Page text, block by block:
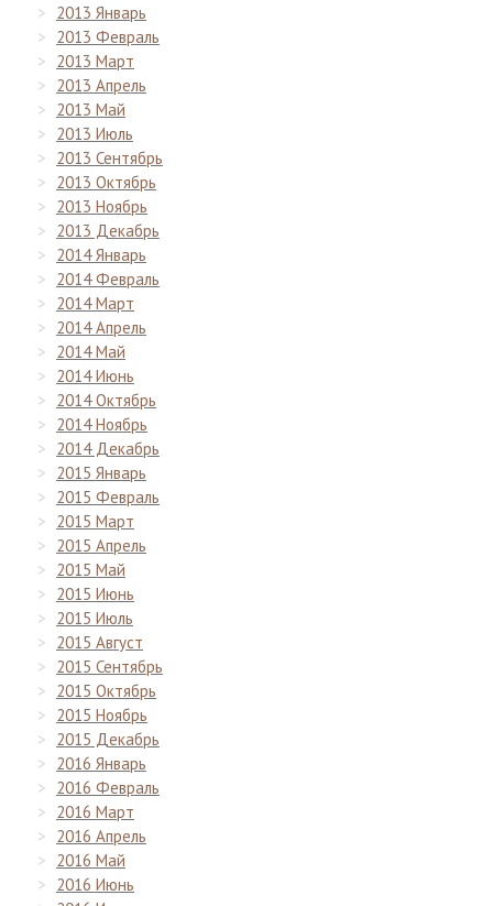
2013 Январь
2013 Февраль
2013 Март
2013 Апрель
2013 Май
2013 Июль
2013 Сентябрь
2013 Октябрь
2013 Ноябрь
2013 Декабрь
2014 Январь
2014 Февраль
2014 Март
2014 Апрель
2014 Май
2014 Июнь
2014 Октябрь
2014 Ноябрь
2014 Декабрь
2015 Январь
2015 Февраль
2015 Март
2015 Апрель
2015 Май
2015 Июнь
2015 Июль
2015 Август
2015 Сентябрь
2015 Октябрь
2015 Ноябрь
2015 Декабрь
2016 Январь
2016 Февраль
2016 Март
2016 Апрель
2016 Май
2016 Июнь